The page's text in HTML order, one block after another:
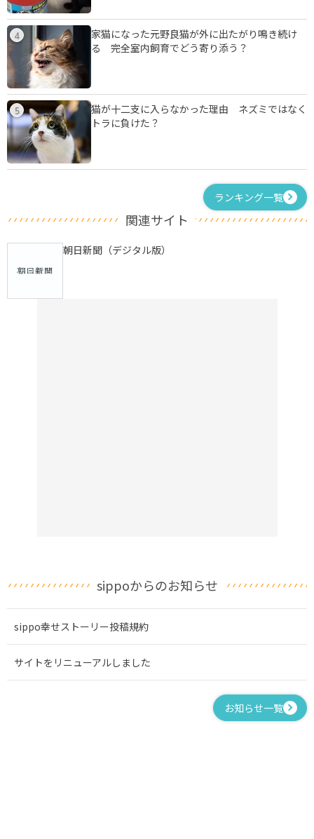
4
家猫になった元野良猫が外に出たがり鳴き続け
る 完全室内飼育でどう寄り添う？
5
猫が十二支に入らなかった理由 ネズミではなく
トラに負けた？
ランキング一覧
関連サイト
朝日新聞（デジタル版）
sippoからのお知らせ
sippo幸せストーリー投稿規約
サイトをリニューアルしました
お知らせ一覧